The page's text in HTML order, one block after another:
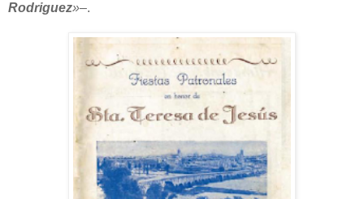
Rodriguez»–.